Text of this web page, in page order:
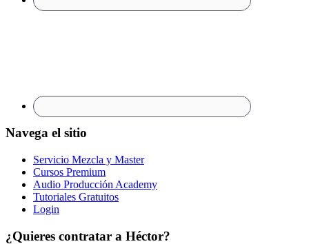
Navega el sitio
Servicio Mezcla y Master
Cursos Premium
Audio Producción Academy
Tutoriales Gratuitos
Login
¿Quieres contratar a Héctor?